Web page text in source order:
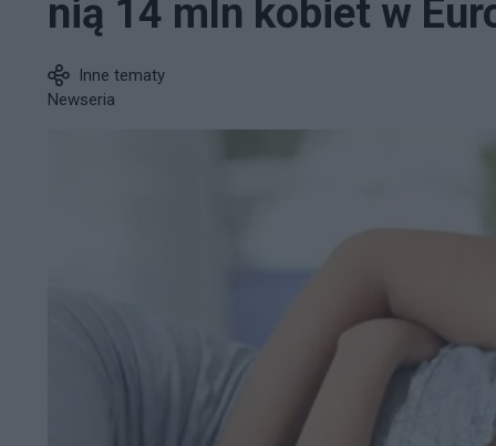
nią 14 mln kobiet w
Inne tematy
Newseria